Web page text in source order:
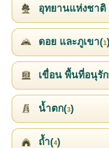
อุทยานแห่งชาติ
ดอย และภูเขา(1)
เขื่อน พื้นที่อนุรั
น้ำตก(3)
ถ้ำ(4)